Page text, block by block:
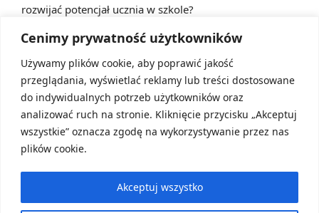
Cenimy prywatność użytkowników
Używamy plików cookie, aby poprawić jakość
przeglądania, wyświetlać reklamy lub treści dostosowane
do indywidualnych potrzeb użytkowników oraz
analizować ruch na stronie. Kliknięcie przycisku „Akceptuj
wszystkie” oznacza zgodę na wykorzystywanie przez nas
plików cookie.
Akceptuj wszystko
rozwijać potencjał ucznia w szkole?
ARCHIVES
Archives